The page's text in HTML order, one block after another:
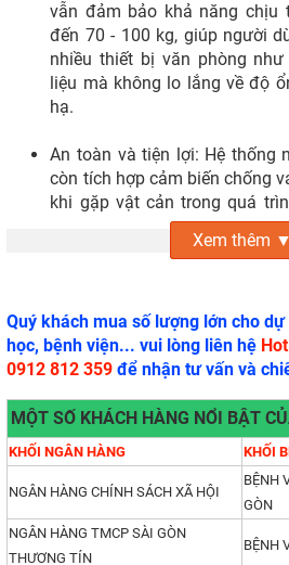
vẫn đảm bảo khả năng chịu
đến 70 - 100 kg, giúp người
nhiều thiết bị văn phòng
liệu mà không lo lắng về độ
hạ.
An toàn và tiện lợi: Hệ thống
còn tích hợp cảm biến chống
khi gặp vật cản trong quá
toàn tuyệt đối cho người sử
quanh. Ngoài ra, bàn còn
Tóm lại, với tính năng nâng hạ
nâng hạ MN102 là giải pháp tối ưu
cho người sử dụng.
Xem thêm ▼
Quý khách mua số lượng lớn cho
học, bệnh viện... vui lòng liên hệ
0912 812 359 để nhận tư vấn và
MỘT SỐ KHÁCH HÀNG NỔI BẬT
KHỐI NGÂN HÀNG KHỐI
NGÂN HÀNG CHÍNH SÁCH XÃ HỘI
BỆNH
GÒN
NGÂN HÀNG TMCP SÀI GÒN
THƯƠNG TÍN
BỆNH